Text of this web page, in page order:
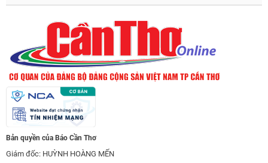
Bản quyền của Báo Cần Thơ
Giám đốc: HUỲNH HOÀNG MẾN